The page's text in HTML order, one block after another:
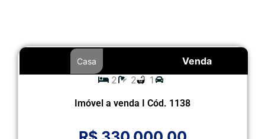
Venda
Casa
2 2 1
Imóvel a venda I Cód. 1138